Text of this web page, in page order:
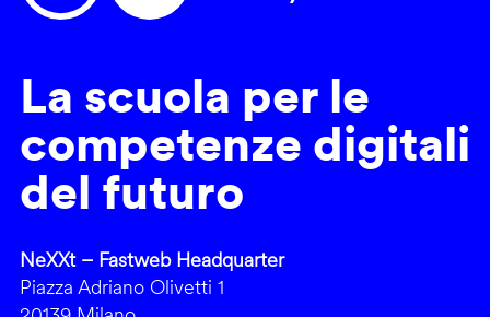
La scuola per le
competenze digitali
del futuro
NeXXt – Fastweb Headquarter
Piazza Adriano Olivetti 1